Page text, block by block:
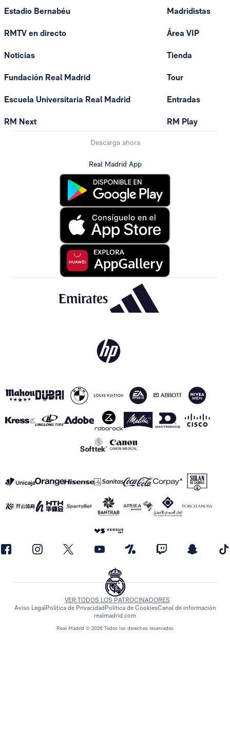
Estadio Bernabéu
RMTV en directo
Noticias
Fundación Real Madrid
Escuela Universitaria Real Madrid
RM Next
Madridistas
Área VIP
Tienda
Tour
Entradas
RM Play
Descarga ahora
Real Madrid App
Real Madrid © 2026 Todos los derechos reservados
VER TODOS LOS PATROCINADORES
Aviso LegalPolítica de Privacidad Política de CookiesCanal de información
realmadrid.com